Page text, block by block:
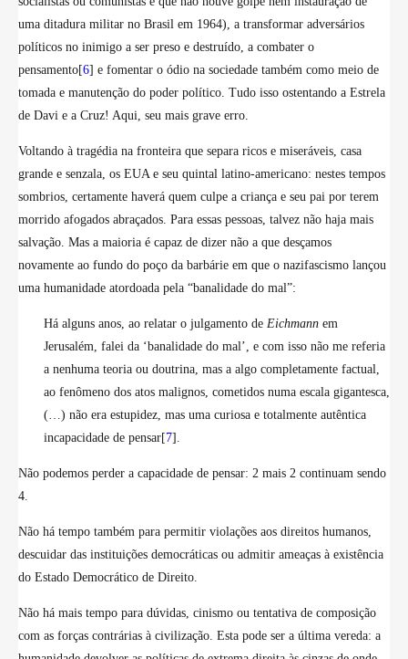
uma ditadura militar no Brasil em 1964), a transformar adversários
políticos no inimigo a ser preso e destruído, a combater o
pensamento[6] e fomentar o ódio na sociedade também como meio de
tomada e manutenção do poder político. Tudo isso ostentando a Estrela
de Davi e a Cruz! Aqui, seu mais grave erro.
Voltando à tragédia na fronteira que separa ricos e miseráveis, casa
grande e senzala, os EUA e seu quintal latino-americano: nestes tempos
sombrios, certamente haverá quem culpe a criança e seu pai por terem
morrido afogados abraçados. Para essas pessoas, talvez não haja mais
salvação. Mas a maioria é capaz de dizer não a que desçamos
novamente ao fundo do poço da barbárie em que o nazifascismo lançou
uma humanidade atordoada pela “banalidade do mal”:
Há alguns anos, ao relatar o julgamento de Eichmann em
Jerusalém, falei da ‘banalidade do mal’, e com isso não me referia
a nenhuma teoria ou doutrina, mas a algo completamente factual,
ao fenômeno dos atos malignos, cometidos numa escala gigantesca,
(…) não era estupidez, mas uma curiosa e totalmente autêntica
incapacidade de pensar[7].
Não podemos perder a capacidade de pensar: 2 mais 2 continuam sendo
4.
Não há tempo também para permitir violações aos direitos humanos,
descuidar das instituições democráticas ou admitir ameaças à existência
do Estado Democrático de Direito.
Não há mais tempo para dúvidas, cinismo ou tentativa de composição
com as forças contrárias à civilização. Esta pode ser a última vereda: a